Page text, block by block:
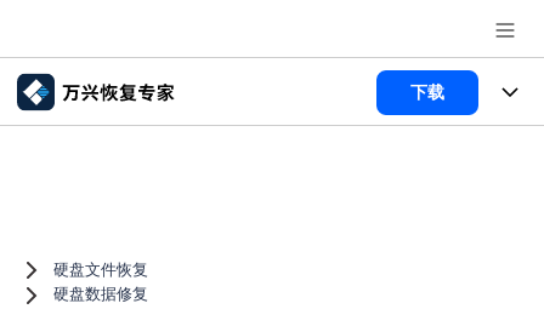
推荐产品
关于万兴
下载
文件修复
电脑数据恢复
文章资讯
硬盘文件恢复
硬盘数据修复